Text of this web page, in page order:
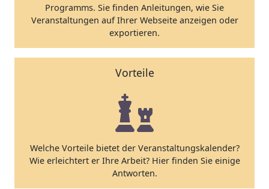
Programms. Sie finden Anleitungen, wie Sie
Veranstaltungen auf Ihrer Webseite anzeigen oder
exportieren.
Vorteile
Welche Vorteile bietet der Veranstaltungskalender?
Wie erleichtert er Ihre Arbeit? Hier finden Sie einige
Antworten.